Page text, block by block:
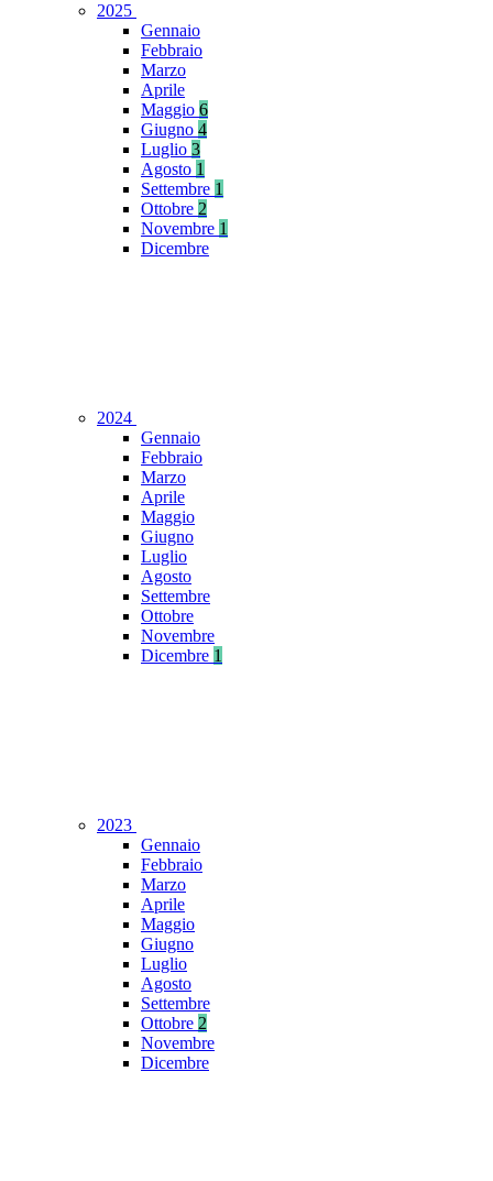
2025
Gennaio
Febbraio
Marzo
Aprile
Maggio 6
Giugno 4
Luglio 3
Agosto 1
Settembre 1
Ottobre 2
Novembre 1
Dicembre
2024
Gennaio
Febbraio
Marzo
Aprile
Maggio
Giugno
Luglio
Agosto
Settembre
Ottobre
Novembre
Dicembre 1
2023
Gennaio
Febbraio
Marzo
Aprile
Maggio
Giugno
Luglio
Agosto
Settembre
Ottobre 2
Novembre
Dicembre